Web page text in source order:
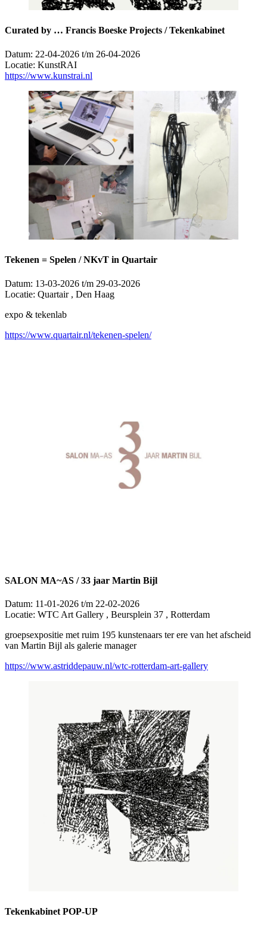
Curated by … Francis Boeske Projects / Tekenkabinet
Datum: 22-04-2026 t/m 26-04-2026
Locatie: KunstRAI
https://www.kunstrai.nl
Tekenen = Spelen / NKvT in Quartair
Datum: 13-03-2026 t/m 29-03-2026
Locatie: Quartair , Den Haag
expo & tekenlab
https://www.quartair.nl/tekenen-spelen/
SALON MA~AS / 33 jaar Martin Bijl
Datum: 11-01-2026 t/m 22-02-2026
Locatie: WTC Art Gallery , Beursplein 37 , Rotterdam
groepsexpositie met ruim 195 kunstenaars ter ere van het afscheid
van Martin Bijl als galerie manager
https://www.astriddepauw.nl/wtc-rotterdam-art-gallery
Tekenkabinet POP-UP